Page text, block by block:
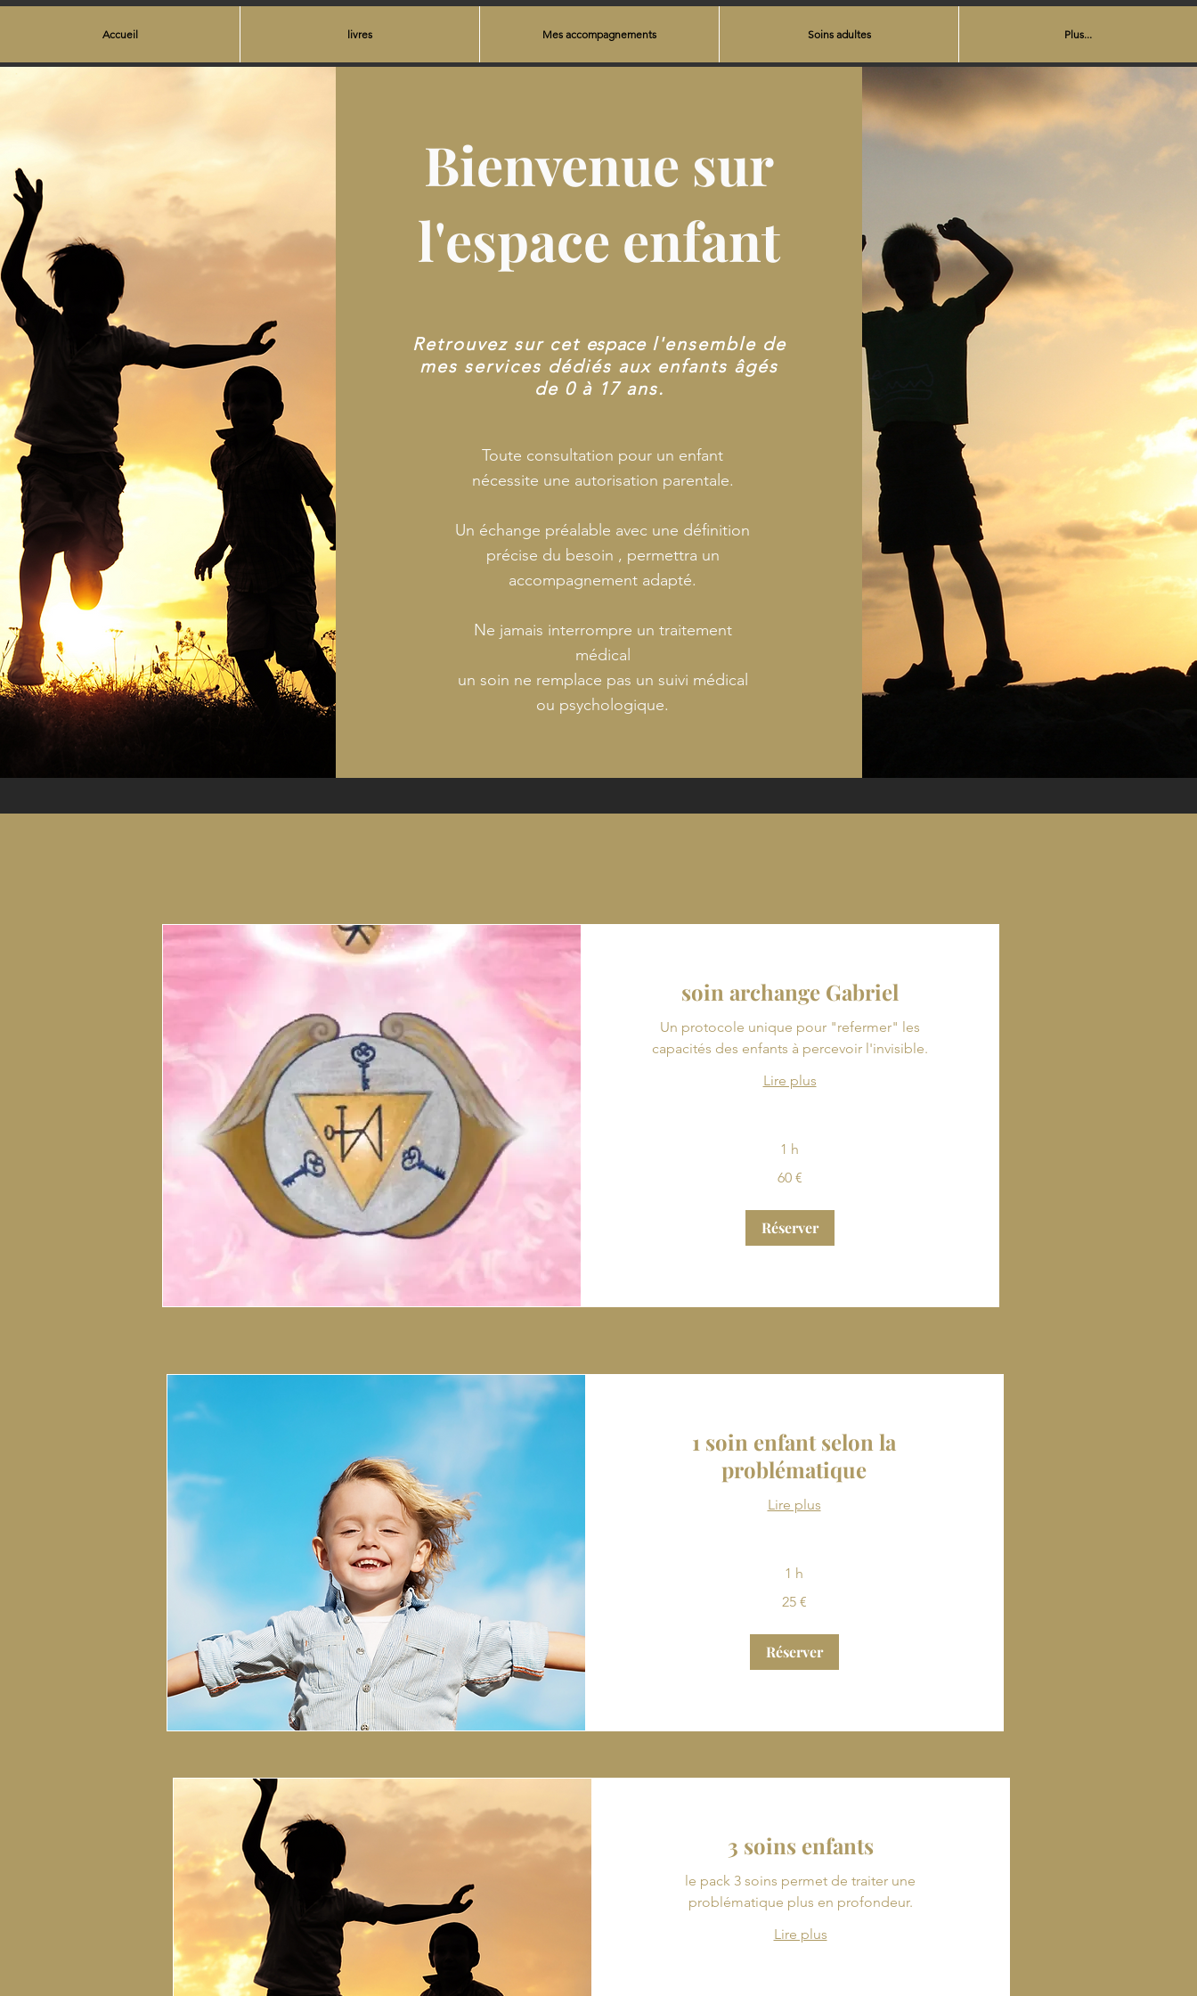
Accueil livres Mes accompagnements Soins adultes Plus...
Bienvenue sur
l'espace enfant
Retrouvez sur cet espacel'ensemble de
mes services dédiés aux enfants âgés
de 0 à 17 ans.
Toute consultation pour un enfant
nécessite une autorisation parentale.
Un échange préalable avec une définition
précise du besoin , permettra un
accompagnement adapté.
Ne jamais interrompre un traitement
médical
un soin ne remplace pas un suivi médical
ou psychologique.
soin archange Gabriel
Un protocole unique pour "refermer" les
capacités des enfants à percevoir l'invisible.
Lire plus
1 h
60 €
Réserver
1 soin enfant selon la
problématique
Lire plus
1 h
25 €
Réserver
3 soins enfants
le pack 3 soins permet de traiter une
problématique plus en profondeur.
Lire plus